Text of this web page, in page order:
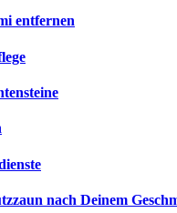
entfernen
nach Deinem